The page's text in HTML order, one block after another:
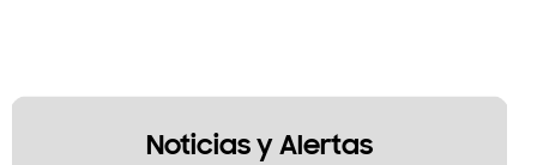
Noticias y Alertas